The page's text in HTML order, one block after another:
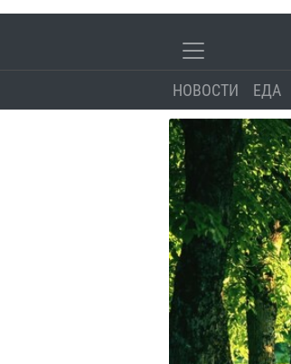
НОВОСТИ ЕДА